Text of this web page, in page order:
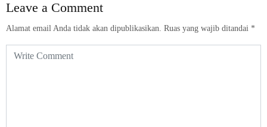
Leave a Comment
Alamat email Anda tidak akan dipublikasikan. Ruas yang wajib ditandai *